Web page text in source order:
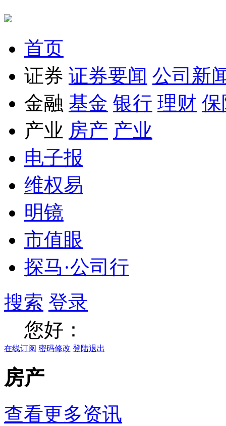
首页
证券 证券要闻 公司新
金融 基金 银行 理财 保
产业 房产 产业
电子报
维权易
明镜
市值眼
探马·公司行
搜索 登录
您好：
在线订阅 密码修改 登陆退出
房产
查看更多资讯